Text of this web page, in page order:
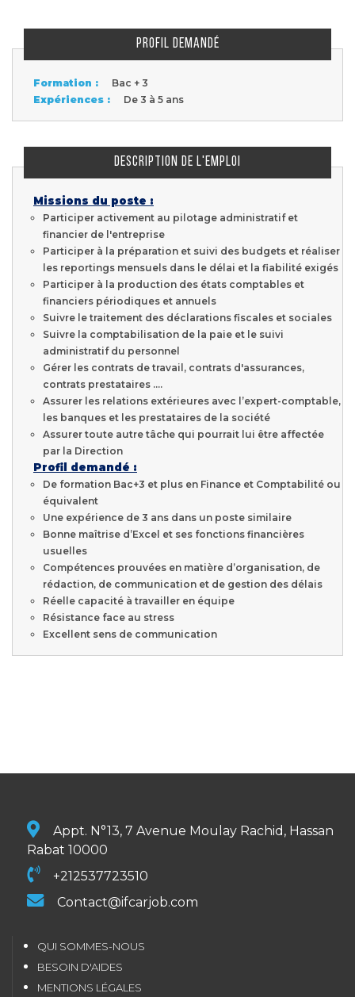
PROFIL DEMANDÉ
Formation :
Bac + 3
Expériences :
De 3 à 5 ans
DESCRIPTION DE L'EMPLOI
Missions du poste :
Participer activement au pilotage administratif et
financier de l'entreprise
Participer à la préparation et suivi des budgets et réaliser
les reportings mensuels dans le délai et la fiabilité exigés
Participer à la production des états comptables et
financiers périodiques et annuels
Suivre le traitement des déclarations fiscales et sociales
Suivre la comptabilisation de la paie et le suivi
administratif du personnel
Gérer les contrats de travail, contrats d'assurances,
contrats prestataires ….
Assurer les relations extérieures avec l’expert-comptable,
les banques et les prestataires de la société
Assurer toute autre tâche qui pourrait lui être affectée
par la Direction
Profil demandé :
De formation Bac+3 et plus en Finance et Comptabilité ou
équivalent
Une expérience de 3 ans dans un poste similaire
Bonne maîtrise d’Excel et ses fonctions financières
usuelles
Compétences prouvées en matière d’organisation, de
rédaction, de communication et de gestion des délais
Réelle capacité à travailler en équipe
Résistance face au stress
Excellent sens de communication
Appt. N°13, 7 Avenue Moulay Rachid, Hassan
Rabat 10000
+212537723510
Contact@ifcarjob.com
QUI SOMMES-NOUS
BESOIN D'AIDES
MENTIONS LÉGALES